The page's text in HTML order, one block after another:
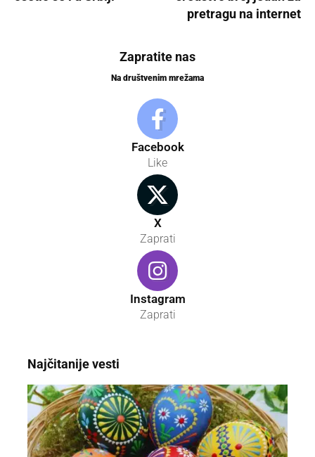
pretragu na internet
Zapratite nas
Na društvenim mrežama
Facebook
Like
X
Zaprati
Instagram
Zaprati
Najčitanije vesti